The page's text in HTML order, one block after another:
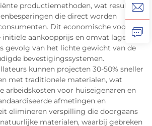
productiemethoden, wat resulteert
die direct worden
Dit economische voordeel
initiële aankoopprijs en omvat lagere
gevolg van het lichte gewicht van de
bevestigingssystemen.
kunnen projecten 30-50% sneller
met traditionele materialen, wat
arbeidskosten voor huiseigenaren en
afmetingen en
elimineren verspilling die doorgaans
materialen, waarbij gebreken